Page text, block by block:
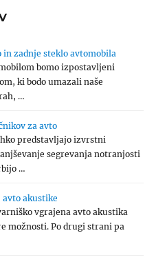
in zadnje steklo avtomobila
bomo izpostavljeni
ki bodo umazali naše
…
za avto
predstavljajo izvrstni
segrevanja notranjosti
…
avto akustike
vgrajena avto akustika
možnosti. Po drugi strani pa